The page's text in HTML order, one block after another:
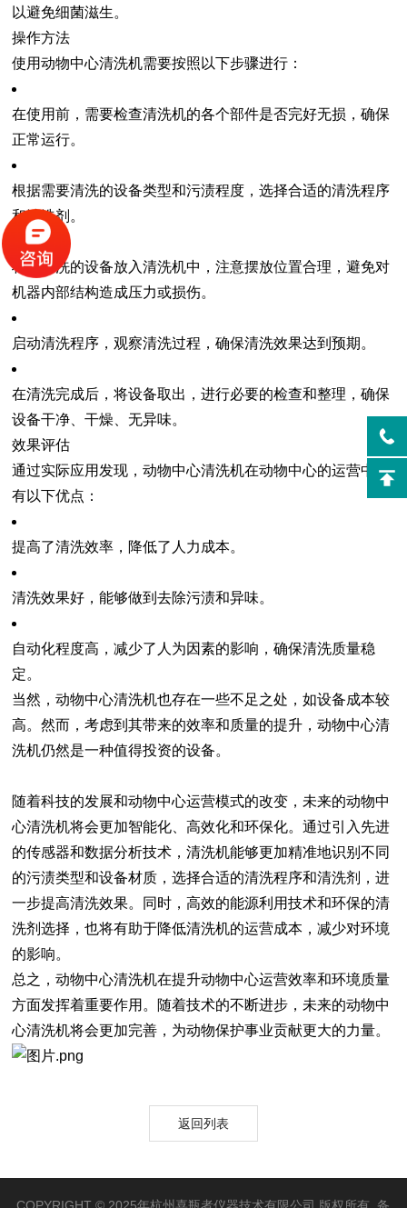
以避免细菌滋生。
操作方法
使用动物中心清洗机需要按照以下步骤进行：
在使用前，需要检查清洗机的各个部件是否完好无损，确保
正常运行。
根据需要清洗的设备类型和污渍程度，选择合适的清洗程序
和清洗剂。
将待清洗的设备放入清洗机中，注意摆放位置合理，避免对
机器内部结构造成压力或损伤。
启动清洗程序，观察清洗过程，确保清洗效果达到预期。
在清洗完成后，将设备取出，进行必要的检查和整理，确保
设备干净、干燥、无异味。
效果评估
通过实际应用发现，动物中心清洗机在动物中心的运营中具
有以下优点：
提高了清洗效率，降低了人力成本。
清洗效果好，能够做到去除污渍和异味。
自动化程度高，减少了人为因素的影响，确保清洗质量稳
定。
当然，动物中心清洗机也存在一些不足之处，如设备成本较
高。然而，考虑到其带来的效率和质量的提升，动物中心清
洗机仍然是一种值得投资的设备。
随着科技的发展和动物中心运营模式的改变，未来的动物中
心清洗机将会更加智能化、高效化和环保化。通过引入先进
的传感器和数据分析技术，清洗机能够更加精准地识别不同
的污渍类型和设备材质，选择合适的清洗程序和清洗剂，进
一步提高清洗效果。同时，高效的能源利用技术和环保的清
洗剂选择，也将有助于降低清洗机的运营成本，减少对环境
的影响。
总之，动物中心清洗机在提升动物中心运营效率和环境质量
方面发挥着重要作用。随着技术的不断进步，未来的动物中
心清洗机将会更加完善，为动物保护事业贡献更大的力量。
返回列表